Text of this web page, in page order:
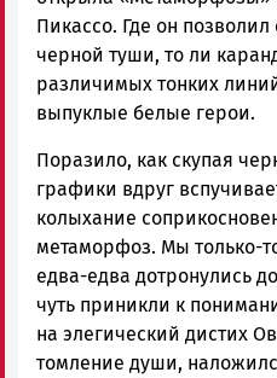
Пикассо. Где он
черной туши, то ли
различимых тонких
выпуклые белые герои.
Поразило, как скупая
графики вдруг
колыхание
метаморфоз. Мы только-
едва-едва дотронулись
чуть приникли к
на элегический дистих
томление души,